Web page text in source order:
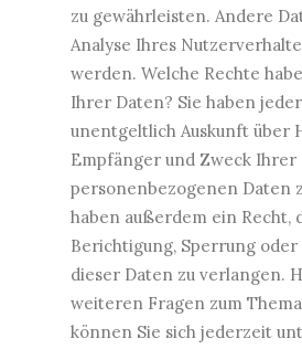
zu gewährleisten. Andere
Analyse Ihres
werden. Welche Rechte
Ihrer Daten? Sie haben
unentgeltlich Auskunft über
Empfänger und Zweck
personenbezogenen Daten
haben außerdem ein Recht,
Berichtigung, Sperrung oder
dieser Daten zu verlangen.
weiteren Fragen zum
können Sie sich jederzeit